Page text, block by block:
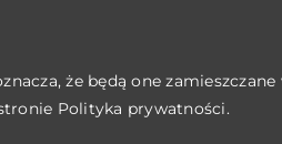
że będą one zamieszczane
Polityka prywatności.